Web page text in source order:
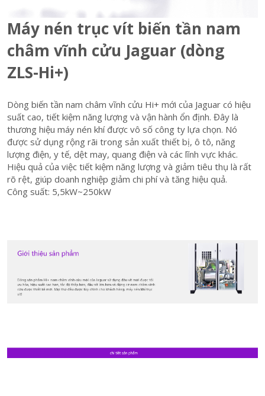
Máy nén trục vít biến tần nam
châm vĩnh cửu Jaguar (dòng
ZLS-Hi+)
Dòng biến tần nam châm vĩnh cửu Hi+ mới của Jaguar có hiệu
suất cao, tiết kiệm năng lượng và vận hành ổn định. Đây là
thương hiệu máy nén khí được vô số công ty lựa chọn. Nó
được sử dụng rộng rãi trong sản xuất thiết bị, ô tô, năng
lượng điện, y tế, dệt may, quang điện và các lĩnh vực khác.
Hiệu quả của việc tiết kiệm năng lượng và giảm tiêu thụ là rất
rõ rệt, giúp doanh nghiệp giảm chi phí và tăng hiệu quả.
Công suất: 5,5kW~250kW